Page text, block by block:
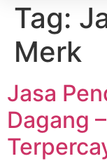
Tag:
Merk
Jasa
Dagang